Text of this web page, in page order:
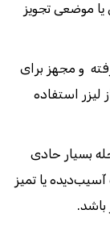
موضعی تجویز
و مجهز برای
لیزر استفاده
بسیار حادی
یا تمیز